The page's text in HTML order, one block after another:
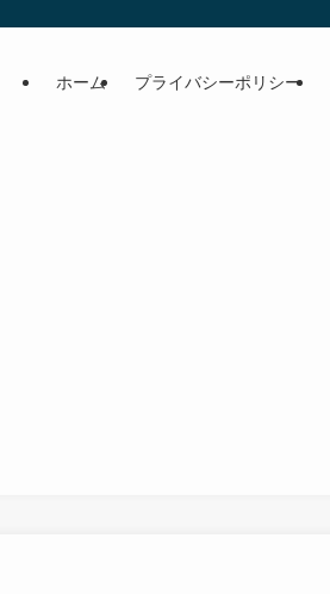
ホーム プライバシーポリシー